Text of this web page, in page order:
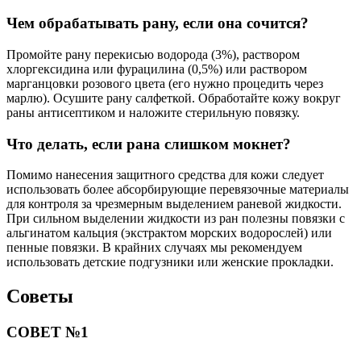
Чем обрабатывать рану, если она сочится?
Промойте рану перекисью водорода (3%), раствором
хлоргексидина или фурацилина (0,5%) или раствором
марганцовки розового цвета (его нужно процедить через
марлю). Осушите рану салфеткой. Обработайте кожу вокруг
раны антисептиком и наложите стерильную повязку.
Что делать, если рана слишком мокнет?
Помимо нанесения защитного средства для кожи следует
использовать более абсорбирующие перевязочные материалы
для контроля за чрезмерным выделением раневой жидкости.
При сильном выделении жидкости из ран полезны повязки с
альгинатом кальция (экстрактом морских водорослей) или
пенные повязки. В крайних случаях мы рекомендуем
использовать детские подгузники или женские прокладки.
Советы
СОВЕТ №1